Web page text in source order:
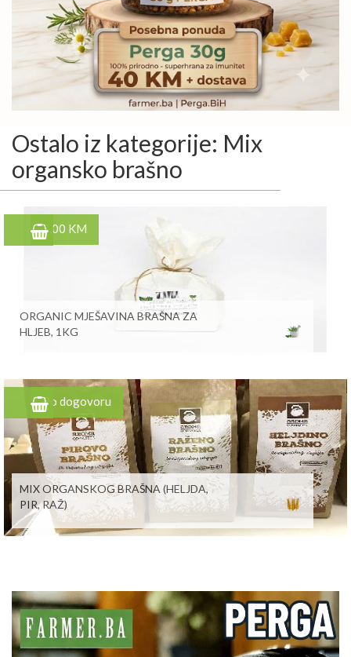
Ostalo iz kategorije: Mix
organsko brašno
5,00 KM
ORGANIC MJEŠAVINA BRAŠNA ZA
HLJEB, 1KG
Po dogovoru
MIX ORGANSKOG BRAŠNA (HELJDA,
PIR, RAŽ)